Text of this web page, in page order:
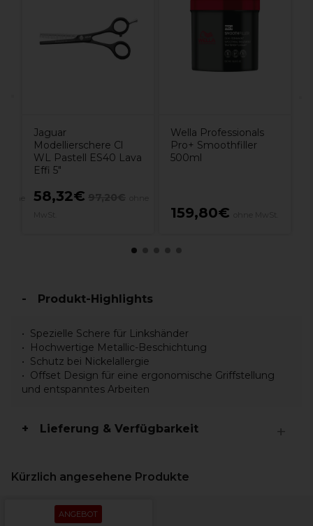
Jaguar
Modellierschere Cl
WL Pastell ES40 Lava
Effi 5"
58,32€
Wella Professionals
Pro+ Smoothfiller
500ml
159,80€
Produkt-Highlights
Spezielle Schere für Linkshänder
Hochwertige Metallic-Beschichtung
Schutz bei Nickelallergie
Offset Design für eine ergonomische Griffstellung
und entspanntes Arbeiten
Lieferung & Verfügbarkeit
Kürzlich angesehene Produkte
ANGEBOT